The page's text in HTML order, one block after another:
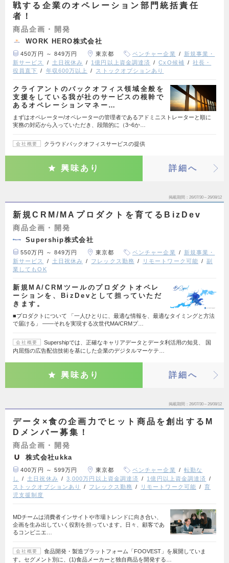
戦する企業のオペレーション部門統括責任
者！
商品企画・開発
WORK HERO株式会社
450万円 ～ 849万円 東京都 ベンチャー企業
新規事業・
新サービス
土日祝休み 1億円以上資金調達済 CxO候補
社長・
役員直下
年収600万以上 ストックオプションあり
クライアントのバックオフィス領域全般を
支援をしている我が社のサービスの根幹で
あるオペレーションマネー…
まずはオペレーター/オペレーターの管理者であるアドミニストレーターと順に
実務の対応から入っていただき、段階的に（3~6か…
会社概要 クラウドバックオフィスサービスの提供
興味あり 詳細へ
掲載期間 26/07/30～26/08/12
新規CRM/MAプロダクトを育てるBizDev
商品企画・開発
Supership株式会社
550万円 ～ 849万円 東京都 ベンチャー企業
新規事業・
新サービス
土日祝休み フレックス勤務 リモートワーク可能
副
業してもOK
新規MA/CRMツールのプロダクトオペレ
ーションを、BizDevとして担っていただ
きます。
■プロダクトについて 「一人ひとりに、最適な情報を、最適なタイミングと方法
で届ける」 ——それを実現する次世代MA/CRMプ…
会社概要
Supershipでは、正確なキャリアデータとデータ利活用の知見、 国
内屈指の広告配信技術を基にした企業のデジタルマーケテ…
興味あり 詳細へ
掲載期間 26/07/30～26/08/12
データ×食の企画力でヒット商品を創出するM
Dメンバー募集！
商品企画・開発
株式会社ukka
400万円 ～ 599万円 東京都 ベンチャー企業
転勤な
し
土日祝休み 3,000万円以上資金調達済
1億円以上資金調達済
ストックオプションあり
フレックス勤務 リモートワーク可能
育
児支援制度
MDチームは消費者インサイトや市場トレンドに向き合い、
企画を生み出していく役割を担っています。日々、顧客であ
るコンビニエ…
会社概要
食品開発・製造プラットフォーム「FOOVEST」を展開していま
す。セグメント別に、(1)食品メーカーと独自商品を開発する…